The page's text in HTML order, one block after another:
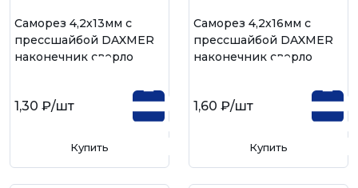
Саморез 4,2х13мм с
прессшайбой DAXMER
наконечник сверло
1,30 ₽/шт
Купить
Саморез 4,2х16мм с
прессшайбой DAXMER
наконечник сверло
1,60 ₽/шт
Купить